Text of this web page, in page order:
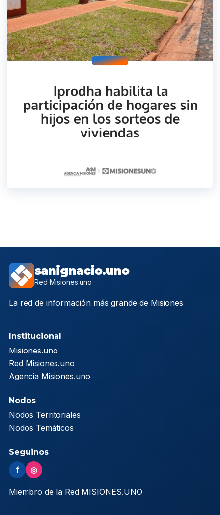
sanignacio.uno
Red Misiones.uno
La red de información más grande de Misiones
Institucional
Misiones.uno
Red Misiones.uno
Agencia Misiones.uno
Nodos
Nodos Territoriales
Nodos Temáticos
Seguinos
f ◎
Miembro de la Red MISIONES.UNO